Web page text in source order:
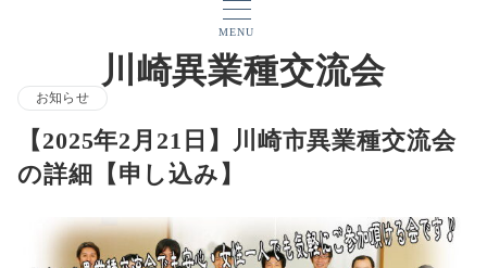
MENU
川崎異業種交流会
お知らせ
【2025年2月21日】川崎市異業種交流会
の詳細【申し込み】